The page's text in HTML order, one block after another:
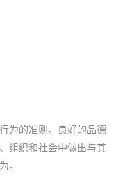
为的准则。良好的品德
组织和社会中做出与其
。